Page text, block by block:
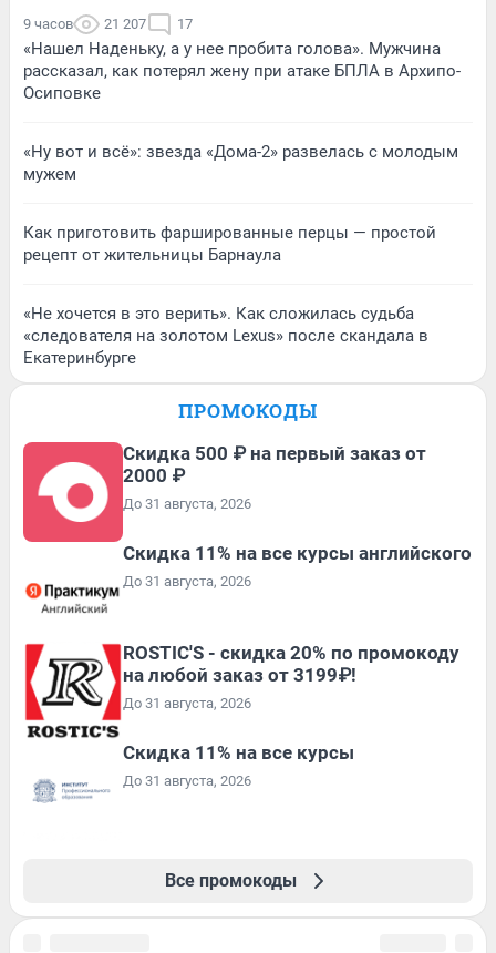
9 часов 21 207 17
«Нашел Наденьку, а у нее пробита голова». Мужчина
рассказал, как потерял жену при атаке БПЛА в Архипо-
Осиповке
«Ну вот и всё»: звезда «Дома-2» развелась с молодым
мужем
Как приготовить фаршированные перцы — простой
рецепт от жительницы Барнаула
«Не хочется в это верить». Как сложилась судьба
«следователя на золотом Lexus» после скандала в
Екатеринбурге
ПРОМОКОДЫ
Скидка 500 ₽ на первый заказ от
2000 ₽
До 31 августа, 2026
Скидка 11% на все курсы английского
До 31 августа, 2026
ROSTIC'S - скидка 20% по промокоду
на любой заказ от 3199₽!
До 31 августа, 2026
Скидка 11% на все курсы
До 31 августа, 2026
Все промокоды